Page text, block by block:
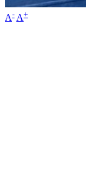
A- A+